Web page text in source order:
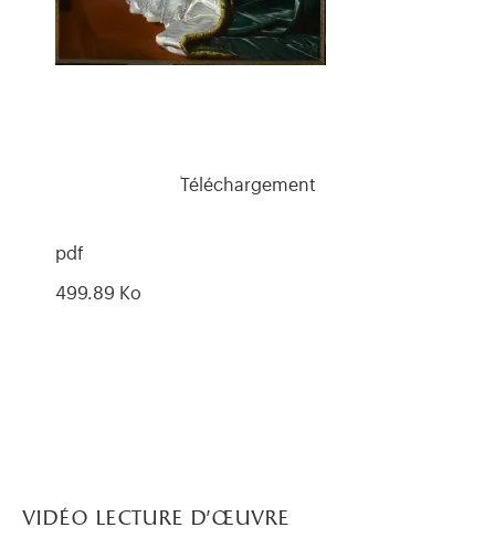
Téléchargement
pdf
499.89 Ko
vidéo lecture d'œuvre